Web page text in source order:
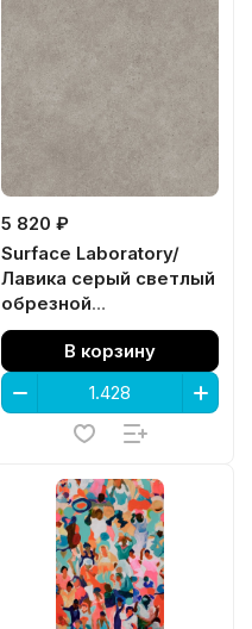
5 820 ₽
Surface Laboratory/
Лавика серый светлый
обрезной
119,5x119,5x0,9
В корзину